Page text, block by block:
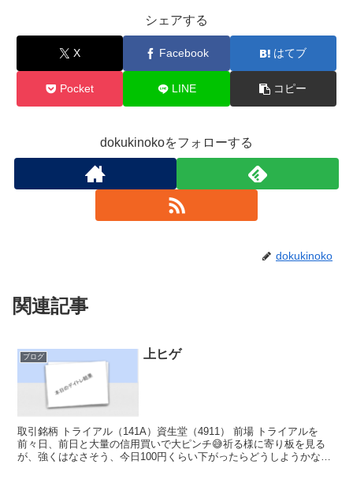
シェアする
X Facebook はてブ
Pocket LINE コピー
dokukinokoをフォローする
dokukinoko
関連記事
ブログ 上ヒゲ
取引銘柄 トライアル（141A）資生堂（4911） 前場 トライアルを
前々日、前日と大量の信用買いで大ピンチ😅祈る様に寄り板を見る
が、強くはなさそう、今日100円くらい下がったらどうしようかな😓